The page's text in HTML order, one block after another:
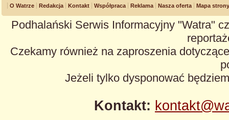
O Watrze Redakcja Kontakt Współpraca Reklama Nasza oferta Mapa strony
Podhalański Serwis Informacyjny "Watra"
Czekamy również na zaproszenia
Jeżeli tylko dysponować
Kontakt: